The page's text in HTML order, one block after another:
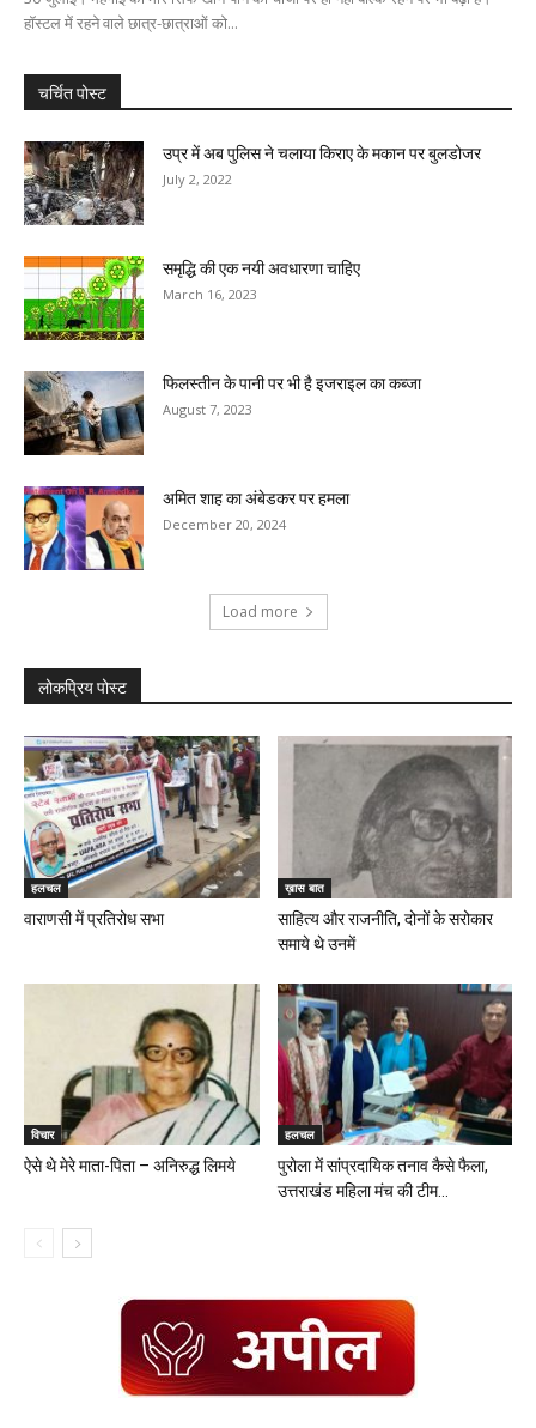
हॉस्टल में रहने वाले छात्र-छात्राओं को...
चर्चित पोस्ट
उप्र में अब पुलिस ने चलाया किराए के मकान पर बुलडोजर
July 2, 2022
समृद्धि की एक नयी अवधारणा चाहिए
March 16, 2023
फिलस्तीन के पानी पर भी है इजराइल का कब्जा
August 7, 2023
अमित शाह का अंबेडकर पर हमला
December 20, 2024
Load more
लोकप्रिय पोस्ट
हलचल
वाराणसी में प्रतिरोध सभा
ख़ास बात
साहित्य और राजनीति, दोनों के सरोकार
समाये थे उनमें
विचार
ऐसे थे मेरे माता-पिता – अनिरुद्ध लिमये
हलचल
पुरोला में सांप्रदायिक तनाव कैसे फैला,
उत्तराखंड महिला मंच की टीम...